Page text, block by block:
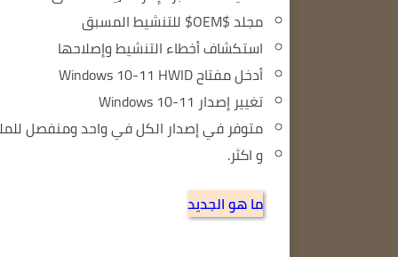
مجلد $OEM$ للتنشيط المسبق
استكشاف أخطاء التنشيط وإصلاحها
أدخل مفتاح Windows 10-11 HWID
تغيير إصدار Windows 10-11
متوفر في إصدار الكل في واحد ومنفصل
و اكثر.
ما هو الجديد